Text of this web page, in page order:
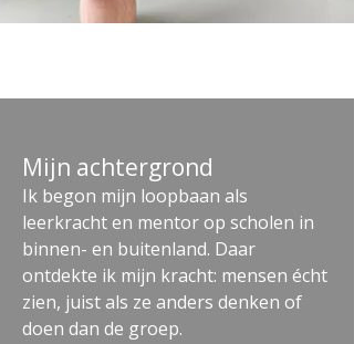
Mijn achtergrond
Ik begon mijn loopbaan als
leerkracht en mentor op scholen in
binnen- en buitenland. Daar
ontdekte ik mijn kracht: mensen écht
zien, juist als ze anders denken of
doen dan de groep.